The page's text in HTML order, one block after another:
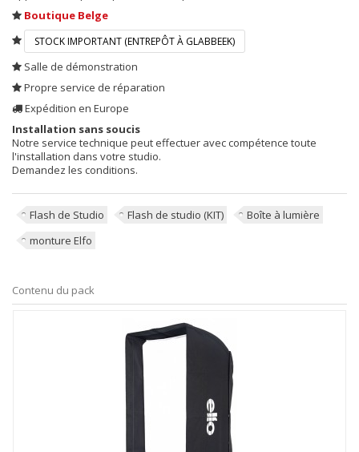
Boutique Belge
STOCK IMPORTANT (ENTREPÔT À GLABBEEK)
Salle de démonstration
Propre service de réparation
Expédition en Europe
Installation sans soucis
Notre service technique peut effectuer avec compétence toute
l'installation dans votre studio.
Demandez les conditions.
Flash de Studio Flash de studio (KIT)
Boîte à lumière
monture Elfo
Contenu du pack